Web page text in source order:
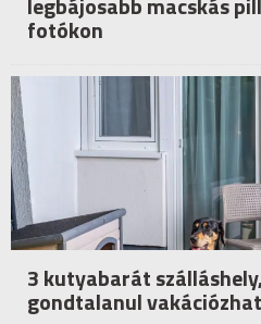
fotókon
3 kutyabarát
gondtalanul vakációzhat